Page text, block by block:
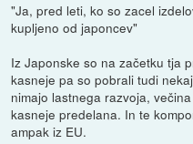
"Ja, pred leti, ko so zacel
kupljeno od japoncev"
Iz Japonske so na začetku tja
kasneje pa so pobrali tudi
nimajo lastnega razvoja,
kasneje predelana. In te
ampak iz EU.